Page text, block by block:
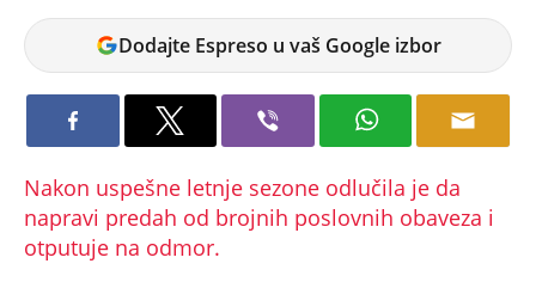
Milica
StanimirovićDodajte Espreso u vaš Google izbor
Nakon uspešne letnje sezone odlučila je da
napravi predah od brojnih poslovnih obaveza i
otputuje na odmor.